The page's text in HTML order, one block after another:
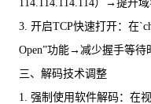
114.114.114.114）→提升域
3. 开启TCP快速打开：在
Open”功能→减少握手等待
三、解码技术调整
1. 强制使用软件解码：在